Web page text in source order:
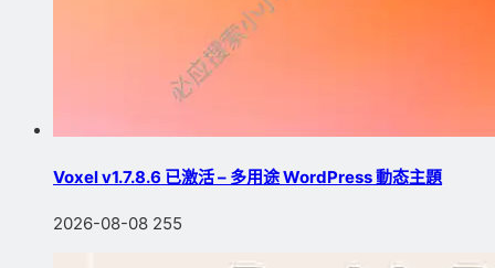
Voxel v1.7.8.6 已激活 – 多用途 WordPress 動态主題
2026-08-08 255